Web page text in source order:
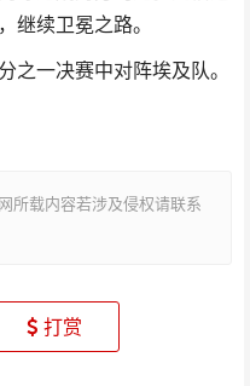
继续卫冕之路。
之一决赛中对阵埃及队。
所载内容若涉及侵权请联系
打赏